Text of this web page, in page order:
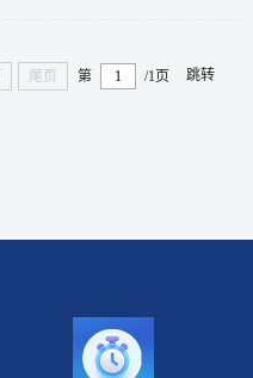
尾页 第 /1页 跳转